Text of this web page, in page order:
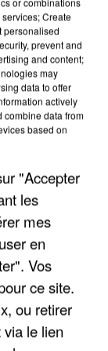
REFUGES
Create
personalised
prevent and
and content;
may
data to offer
actively
combine data from
based on
"Accepter
les
mes
en
Vos
ce site.
ou retirer
le lien